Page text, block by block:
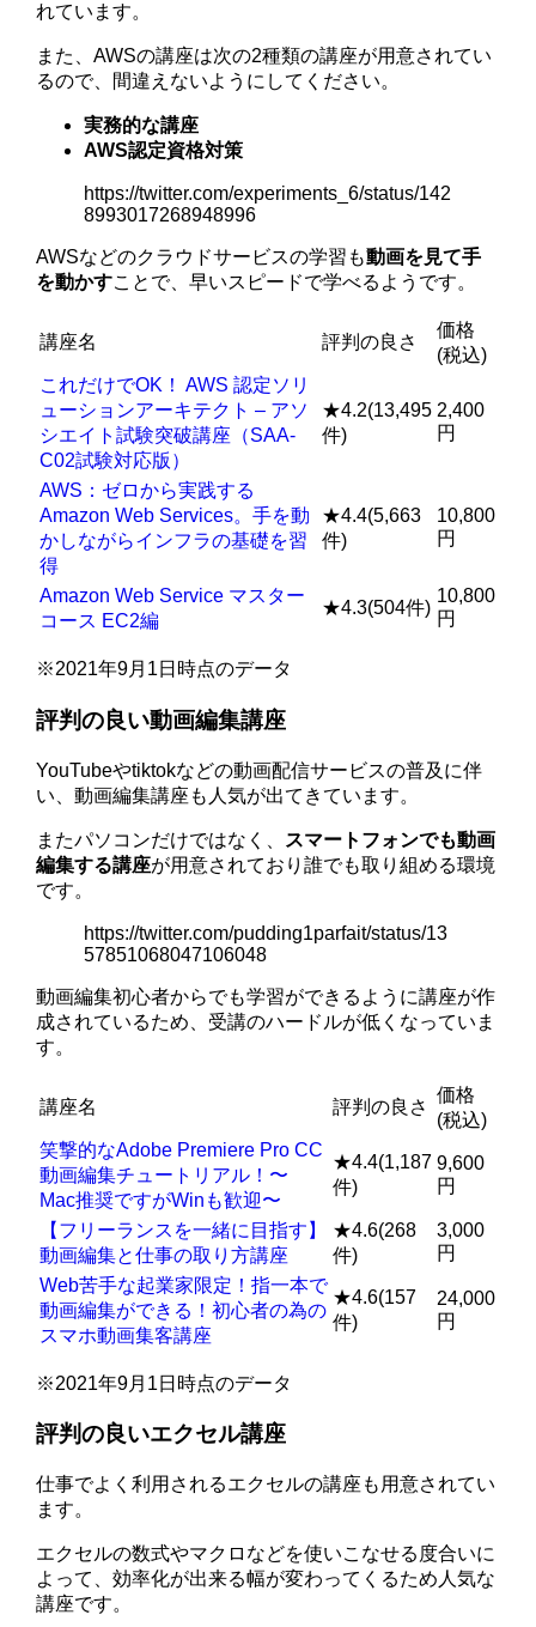
れています。
また、AWSの講座は次の2種類の講座が用意されてい
るので、間違えないようにしてください。
実務的な講座
AWS認定資格対策
https://twitter.com/experiments_6/status/142
8993017268948996
AWSなどのクラウドサービスの学習も動画を見て手
を動かすことで、早いスピードで学べるようです。
講座名 評判の良さ
価格
(税込)
これだけでOK！ AWS 認定ソリ
ューションアーキテクト – アソ
シエイト試験突破講座（SAA-
C02試験対応版）
★4.2(13,495
件)
2,400
円
AWS：ゼロから実践する
Amazon Web Services。手を動
かしながらインフラの基礎を習
得
★4.4(5,663
件)
10,800
円
Amazon Web Service マスター
コース EC2編
★4.3(504件)
10,800
円
※2021年9月1日時点のデータ
評判の良い動画編集講座
YouTubeやtiktokなどの動画配信サービスの普及に伴
い、動画編集講座も人気が出てきています。
またパソコンだけではなく、 スマートフォンでも動画
編集する講座が用意されており誰でも取り組める環境
です。
https://twitter.com/pudding1parfait/status/13
57851068047106048
動画編集初心者からでも学習ができるように講座が作
成されているため、受講のハードルが低くなっていま
す。
講座名 評判の良さ
価格
(税込)
笑撃的なAdobe Premiere Pro CC
動画編集チュートリアル！〜
Mac推奨ですがWinも歓迎〜
★4.4(1,187
件)
9,600
円
【フリーランスを一緒に目指す】
動画編集と仕事の取り方講座
★4.6(268
件)
3,000
円
Web苦手な起業家限定！指一本で
動画編集ができる！初心者の為の
スマホ動画集客講座
★4.6(157
件)
24,000
円
※2021年9月1日時点のデータ
評判の良いエクセル講座
仕事でよく利用されるエクセルの講座も用意されてい
ます。
エクセルの数式やマクロなどを使いこなせる度合いに
よって、効率化が出来る幅が変わってくるため人気な
講座です。